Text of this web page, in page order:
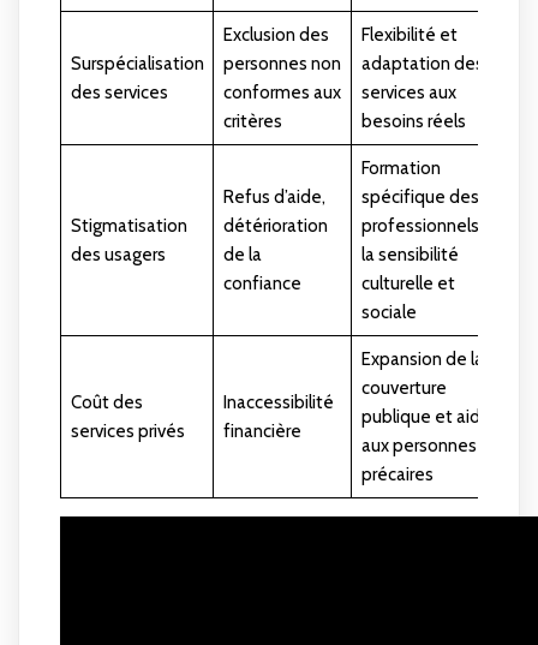
Surspécialisation
des services
Exclusion des
personnes non
conformes aux
critères
Flexibilité et
adaptation des
services aux
besoins réels
Stigmatisation
des usagers
Refus d’aide,
détérioration
de la
confiance
Formation
spécifique des
professionnels à
la sensibilité
culturelle et
sociale
Coût des
services privés
Inaccessibilité
financière
Expansion de la
couverture
publique et aide
aux personnes
précaires